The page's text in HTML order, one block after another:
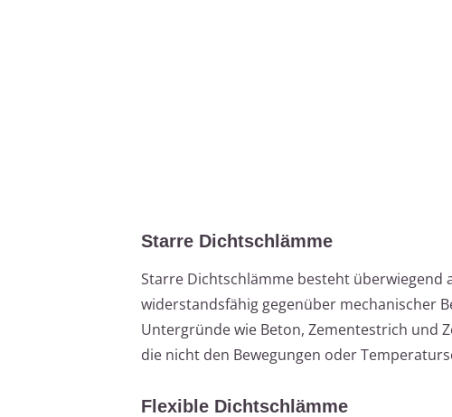
Starre Dichtschlämme
Starre Dichtschlämme besteht
widerstandsfähig gegenüber mechanischer
Untergründe wie Beton, Zementestrich und
die nicht den Bewegungen oder
Flexible Dichtschlämme